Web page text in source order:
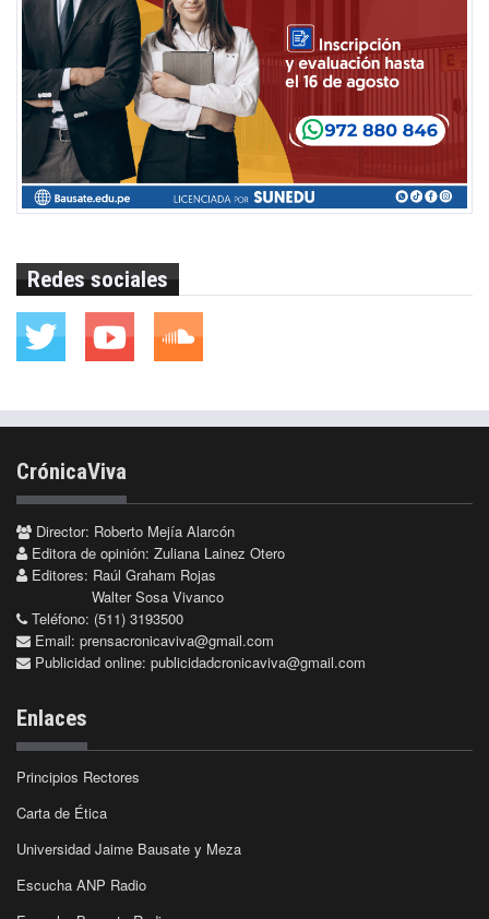
Redes sociales
CrónicaViva
Director: Roberto Mejía Alarcón
Editora de opinión: Zuliana Lainez Otero
Editores: Raúl Graham Rojas
Walter Sosa Vivanco
Teléfono: (511) 3193500
Email: prensacronicaviva@gmail.com
Publicidad online: publicidadcronicaviva@gmail.com
Enlaces
Principios Rectores
Carta de Ética
Universidad Jaime Bausate y Meza
Escucha ANP Radio